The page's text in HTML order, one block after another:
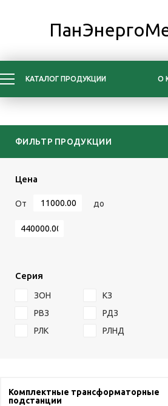
КАТАЛОГ ПРОДУКЦИИ О
ФИЛЬТР ПРОДУКЦИИ
Цена
От до
Серия
ЗОН
КЗ
РВЗ
РДЗ
РЛК
РЛНД
Комплектные трансформаторные
подстанции